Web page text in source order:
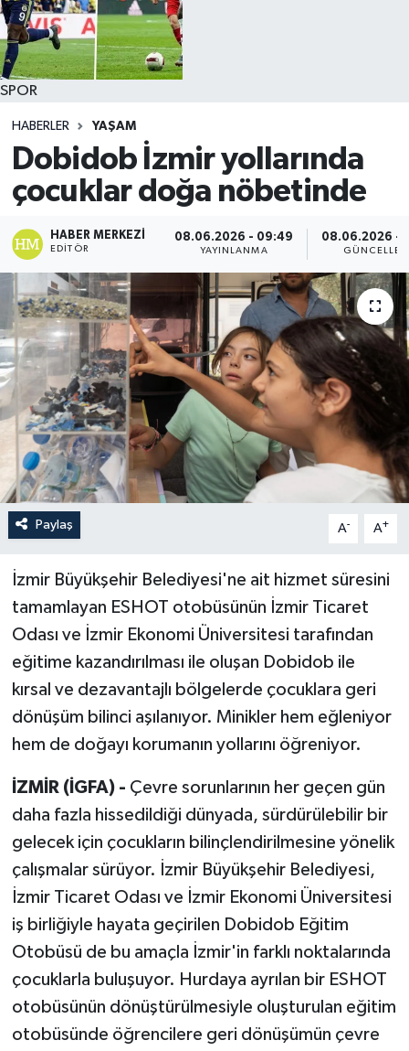
SPOR
HABERLER YAŞAM
Dobidob İzmir yollarında
çocuklar doğa nöbetinde
HABER MERKEZI
EDITÖR
08.06.2026 - 09:49
YAYINLANMA
08.06.2026 -
Paylaş A- A+
İzmir Büyükşehir Belediyesi'ne ait hizmet süresini
tamamlayan ESHOT otobüsünün İzmir Ticaret
Odası ve İzmir Ekonomi Üniversitesi tarafından
eğitime kazandırılması ile oluşan Dobidob ile
kırsal ve dezavantajlı bölgelerde çocuklara geri
dönüşüm bilinci aşılanıyor. Minikler hem eğleniyor
hem de doğayı korumanın yollarını öğreniyor.
İZMİR (İGFA) - Çevre sorunlarının her geçen gün
daha fazla hissedildiği dünyada, sürdürülebilir bir
gelecek için çocukların bilinçlendirilmesine yönelik
çalışmalar sürüyor. İzmir Büyükşehir Belediyesi,
İzmir Ticaret Odası ve İzmir Ekonomi Üniversitesi
iş birliğiyle hayata geçirilen Dobidob Eğitim
Otobüsü de bu amaçla İzmir'in farklı noktalarında
çocuklarla buluşuyor. Hurdaya ayrılan bir ESHOT
otobüsünün dönüştürülmesiyle oluşturulan eğitim
otobüsünde öğrencilere geri dönüşümün çevre